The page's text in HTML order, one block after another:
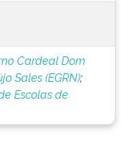
Cardeal Dom
Sales (EGRN);
Escolas de